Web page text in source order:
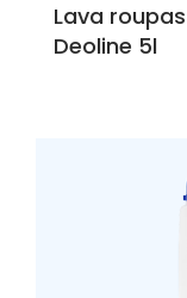
Lava
Deoline 5l